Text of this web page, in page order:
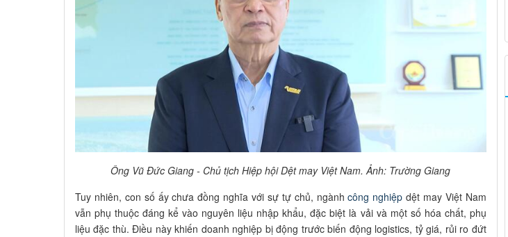
Ông Vũ Đức Giang - Chủ tịch Hiệp hội Dệt may Việt Nam. Ảnh: Trường Giang
Tuy nhiên, con số ấy chưa đồng nghĩa với sự tự chủ, ngànhcông nghiệp dệt may Việt Nam
vẫn phụ thuộc đáng kể vào nguyên liệu nhập khẩu, đặc biệt là vải và một số hóa chất, phụ
liệu đặc thù. Điều này khiến doanh nghiệp bị động trước biến động logistics, tỷ giá, rủi ro đứt